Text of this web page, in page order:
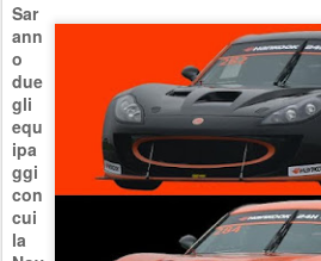
Sar
ann
o
due
gli
equ
ipa
ggi
con
cui
la